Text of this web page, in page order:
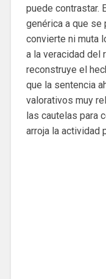
puede contrastar.
genérica a que se
convierte ni muta
a la veracidad del
reconstruye el
que la sentencia
valorativos muy
las cautelas para
arroja la actividad